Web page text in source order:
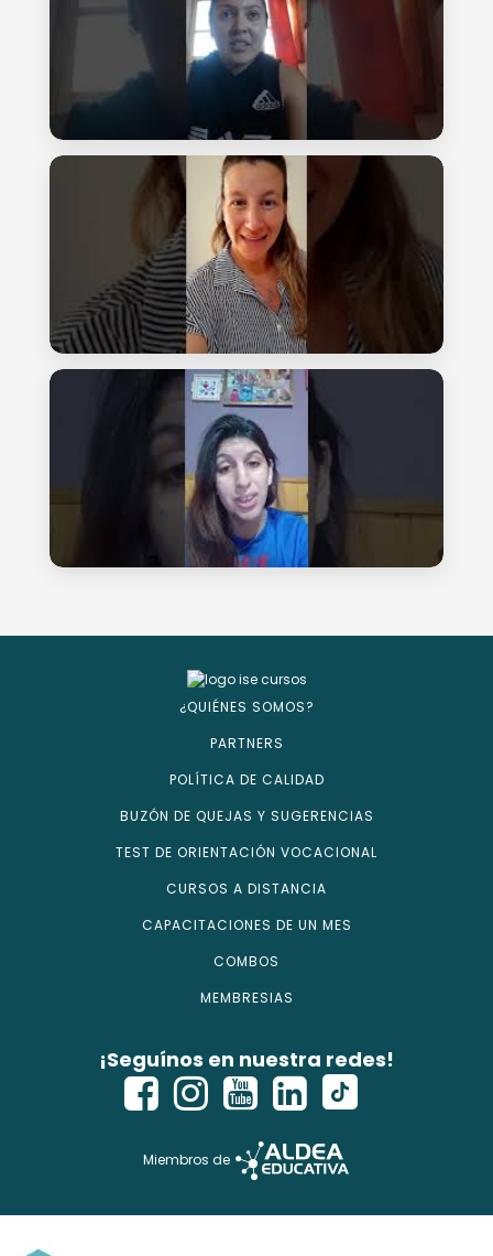
¿QUIÉNES SOMOS?
PARTNERS
POLÍTICA DE CALIDAD
BUZÓN DE QUEJAS Y SUGERENCIAS
TEST DE ORIENTACIÓN VOCACIONAL
CURSOS A DISTANCIA
CAPACITACIONES DE UN MES
COMBOS
MEMBRESIAS
¡Seguínos en nuestra redes!
Miembros de